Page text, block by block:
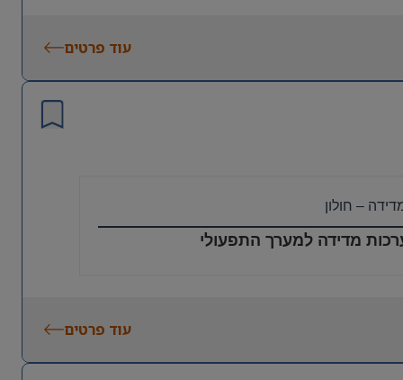
עוד פרטים
– חולון
מדידה למערך התפעולי
עוד פרטים